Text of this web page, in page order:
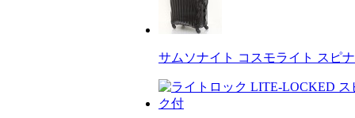
サムソナイト コスモライト スピナ